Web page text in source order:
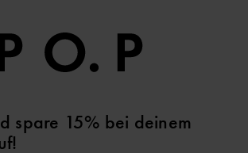
spare 15% bei deinem